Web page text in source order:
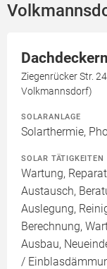
Ziegenrücker Str.
Volkmannsdorf)
SOLARANLAGE
Solarthermie,
SOLAR TÄTIGKEITEN
Wartung,
Austausch,
Auslegung,
Berechnung,
Ausbau,
/